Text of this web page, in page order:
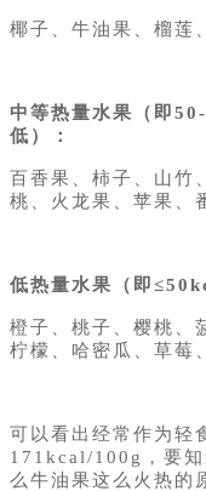
椰子、牛油果、榴莲
中等热量水果（即
低）：
百香果、柿子、山竹、
桃、火龙果、苹果、
低热量水果（即
橙子、桃子、樱桃、
柠檬、哈密瓜、草莓
可以看出经常作为轻
171kcal/100g，要
么牛油果这么火热的